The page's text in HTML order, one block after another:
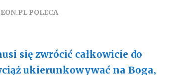
POLECA
się zwrócić całkowicie do
ukierunkowywać na Boga,